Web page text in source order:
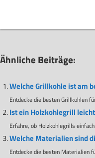
Ähnliche Beiträge:
Welche Grillkohle ist am
Entdecke die besten Grillkohlen
Ist ein Holzkohlegrill
Erfahre, ob Holzkohlegrills
Welche Materialien sind
Entdecke die besten Materialien